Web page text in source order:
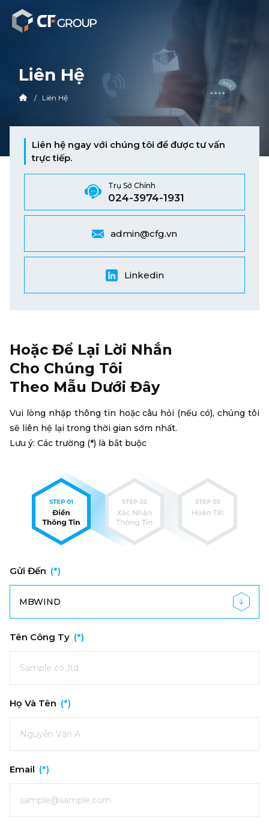
Liên Hệ
Liên Hệ
Liên hệ ngay với chúng tôi để được tư vấn
trực tiếp.
Trụ Sở Chính
024-3974-1931
admin@cfg.vn
Linkedin
Hoặc Để Lại Lời Nhắn
Cho Chúng Tôi
Theo Mẫu Dưới Đây
Vui lòng nhập thông tin hoặc câu hỏi (nếu có), chúng tôi
sẽ liên hệ lại trong thời gian sớm nhất.
Lưu ý: Các trường (*) là bắt buộc
Gửi Đến (*)
MBWIND
Tên Công Ty (*)
Họ Và Tên (*)
Email (*)